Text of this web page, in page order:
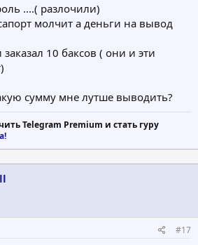
....( разлочили)
молчит а деньги на вывод
10 баксов ( они и эти
сумму мне лутше выводить?
Telegram Premium и стать гуру
#17